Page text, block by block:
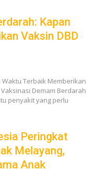
Kapan
Vaksin DBD
Terbaik Memberikan
Demam Berdarah
penyakit yang perlu
Peringkat
Melayang,
Anak